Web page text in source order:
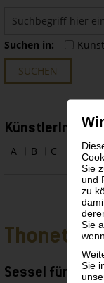
Sie
und
zu
Sie
Sie
Suchen in:
SUCHEN
KünstlerInnen
A B C E
Thonet
Sessel für das